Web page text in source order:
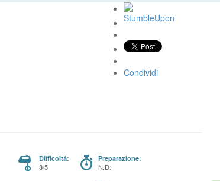
Condividi
Difficoltá:
3/5
Preparazione:
N.D.